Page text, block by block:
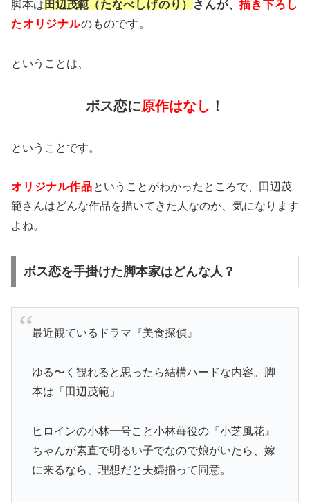
脚本は 田辺茂範 （たなべしげのり） さんが、描き下ろし
たオリジナルのものです。
ということは、
ボス恋に原作はなし ！
ということです。
オリジナル作品ということがわかったところで、田辺茂
範さんはどんな作品を描いてきた人なのか、気になります
よね。
ボス恋を手掛けた脚本家はどんな人？
最近観ているドラマ『美食探偵』
ゆる〜く観れると思ったら結構ハードな内容。脚
本は「田辺茂範」
ヒロインの小林一号こと小林苺役の『小芝風花』
ちゃんが素直で明るい子でなので娘がいたら、嫁
に来るなら、理想だと夫婦揃って同意。